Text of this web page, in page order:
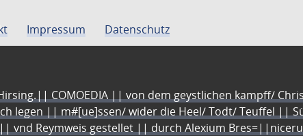
Impressum Datenschutz
COMOEDIA || von dem geystlichen kampff/
legen || m#[ue]ssen/ wider die Heel/ Todt/ Teuffel ||
vnd Reymweis gestellet || durch Alexium